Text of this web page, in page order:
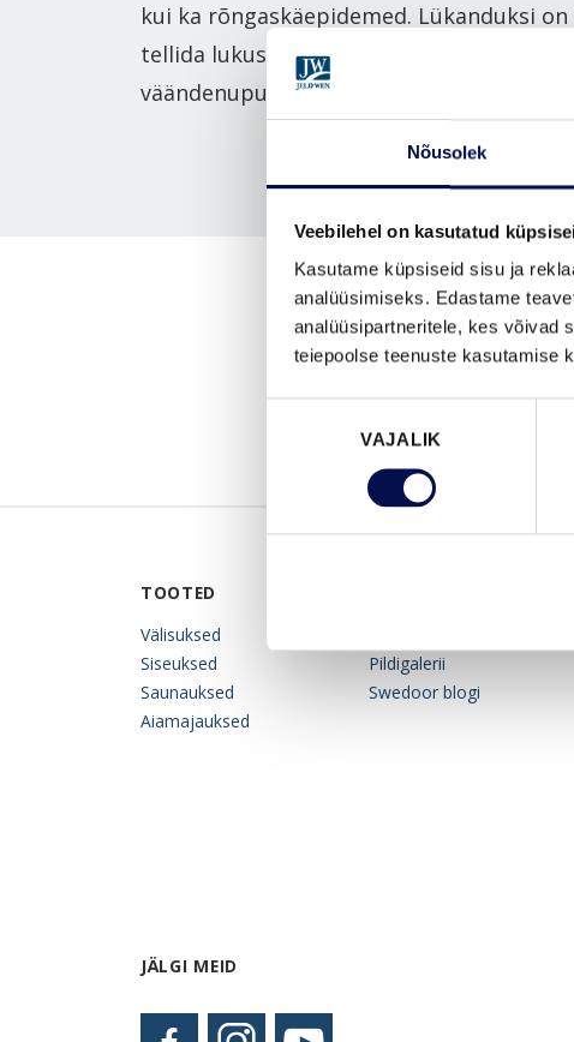
Nõusolek
Veebilehel on kasutatud
Kasutame küpsiseid sisu ja
analüüsimiseks. Edastame
analüüsipartneritele, kes võivad
teiepoolse teenuste kasutamise
VAJALIK
kui ka rõngaskäepidemed. Lükanduksi
tellida lukustatavana ning soovil korral
väändenupuga.
TOOTED
Välisuksed
Siseuksed
Saunauksed
Aiamajauksed
Pildigalerii
Swedoor blogi
JÄLGI MEID